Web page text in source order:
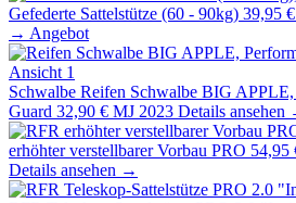
Gefederte Sattelstütze (60 - 90kg) 39,95 €
→ Angebot
Schwalbe Reifen Schwalbe BIG
Guard 32,90 € MJ 2023 Details ansehen
erhöhter verstellbarer Vorbau PRO 54,95
Details ansehen →